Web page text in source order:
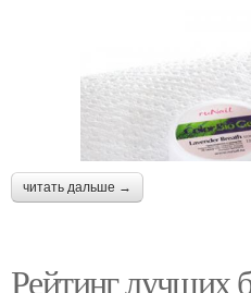
читать дальше →
Рейтинг лучших